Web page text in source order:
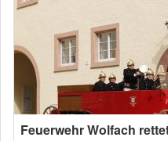
Feuerwehr Wolfach